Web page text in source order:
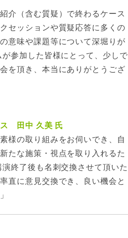
介（含む質疑）で終わるケース
セッションや質疑応答に多くの
意味や課題等について深堀りが
参加した皆様にとって、少しで
を頂き、本当にありがとうござ
ス 田中 久美 氏
様の取り組みをお伺いでき、自
たな施策・視点を取り入れるた
終了後も名刺交換させて頂いた
直に意見交換でき、良い機会と